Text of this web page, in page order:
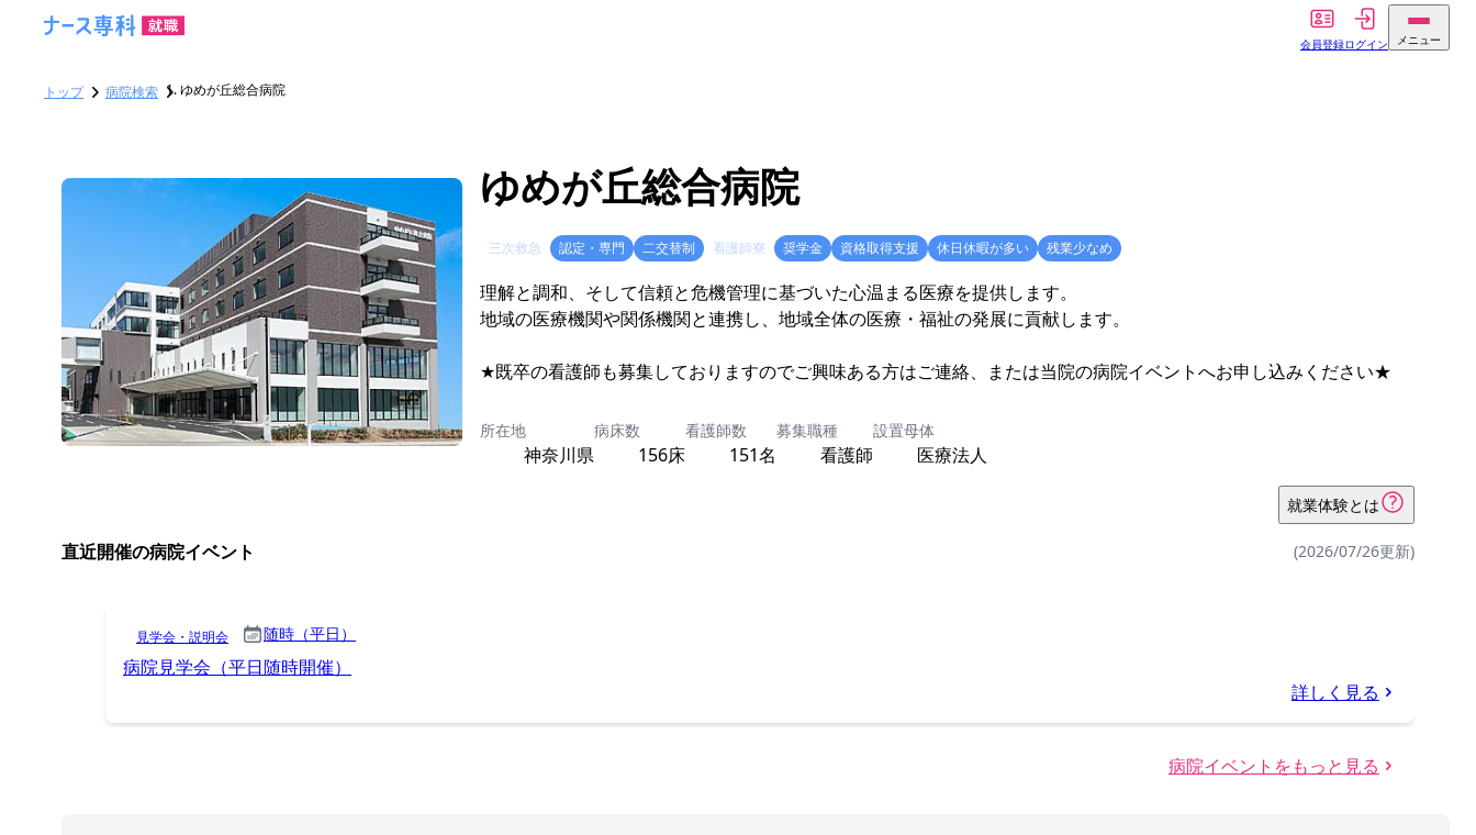
会員登録ログイン メニュー
トップ 病院検索 ゆめが丘総合病院
ゆめが丘総合病院
三次救急 認定・専門 二交替制 看護師寮 奨学金 資格取得支援 休日休暇が多い 残業少なめ
理解と調和、そして信頼と危機管理に基づいた心温まる医療を提供します。
地域の医療機関や関係機関と連携し、地域全体の医療・福祉の発展に貢献します。
★既卒の看護師も募集しておりますのでご興味ある方はご連絡、または当院の病院イベントへお申し込みください★
所在地
神奈川県
病床数
156床
看護師数
151名
募集職種
看護師
設置母体
医療法人
就業体験とは
直近開催の病院イベント (2026/07/26更新)
見学会・説明会 随時（平日）
病院見学会（平日随時開催）
詳しく見る
病院イベントをもっと見る